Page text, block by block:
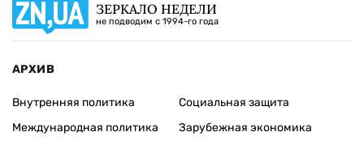
ЗЕРКАЛО НЕДЕЛИ
не подводим с 1994-го года
АРХИВ
Внутренняя политика
Международная политика
Социальная защита
Зарубежная экономика